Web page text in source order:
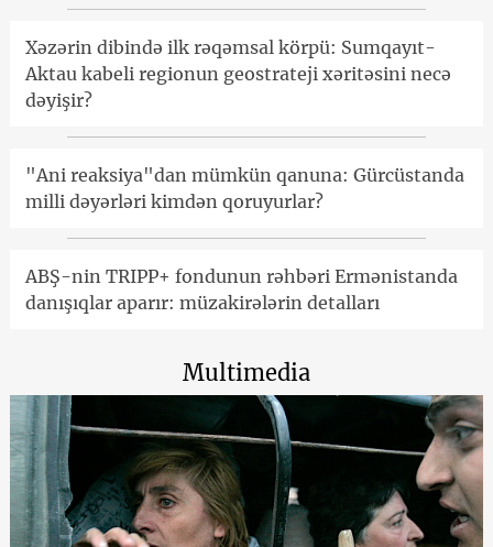
Xəzərin dibində ilk rəqəmsal körpü: Sumqayıt-
Aktau kabeli regionun geostrateji xəritəsini necə
dəyişir?
"Ani reaksiya"dan mümkün qanuna: Gürcüstanda
milli dəyərləri kimdən qoruyurlar?
ABŞ-nin TRIPP+ fondunun rəhbəri Ermənistanda
danışıqlar aparır: müzakirələrin detalları
Multimedia